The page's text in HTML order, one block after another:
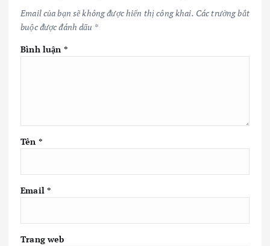
Email của bạn sẽ không được hiển thị công khai. Các trường bắt
buộc được đánh dấu *
Bình luận *
Tên *
Email *
Trang web